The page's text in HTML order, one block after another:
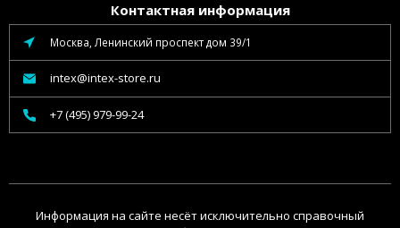
Контактная информация
Москва, Ленинский проспект дом 39/1
intex@intex-store.ru
+7 (495) 979-99-24
Информация на сайте несёт исключительно справочный